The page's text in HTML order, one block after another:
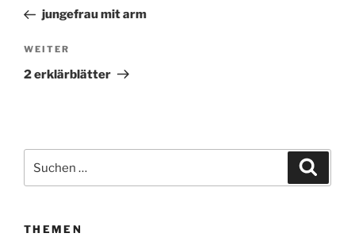
Beitrag
jungefrau mit arm
Nächster
Beitrag
WEITER
2 erklärblätter
nach:
THEMEN